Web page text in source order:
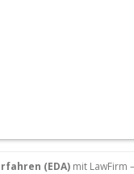
(EDA) mit LawFirm